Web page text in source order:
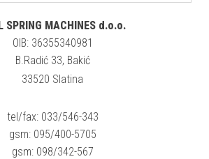
SPRING MACHINES d.o.o.
OIB: 36355340981
B.Radić 33, Bakić
33520 Slatina
tel/fax: 033/546-343
gsm: 095/400-5705
gsm: 098/342-567